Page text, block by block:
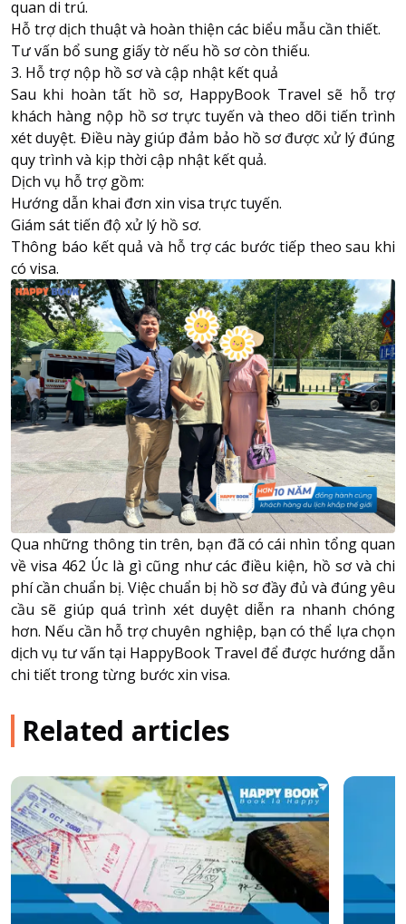
quan di trú.
Hỗ trợ dịch thuật và hoàn thiện các biểu mẫu cần thiết.
Tư vấn bổ sung giấy tờ nếu hồ sơ còn thiếu.
3. Hỗ trợ nộp hồ sơ và cập nhật kết quả
Sau khi hoàn tất hồ sơ, HappyBook Travel sẽ hỗ trợ
khách hàng nộp hồ sơ trực tuyến và theo dõi tiến trình
xét duyệt. Điều này giúp đảm bảo hồ sơ được xử lý đúng
quy trình và kịp thời cập nhật kết quả.
Dịch vụ hỗ trợ gồm:
Hướng dẫn khai đơn xin visa trực tuyến.
Giám sát tiến độ xử lý hồ sơ.
Thông báo kết quả và hỗ trợ các bước tiếp theo sau khi
có visa.
Qua những thông tin trên, bạn đã có cái nhìn tổng quan
về visa 462 Úc là gì cũng như các điều kiện, hồ sơ và chi
phí cần chuẩn bị. Việc chuẩn bị hồ sơ đầy đủ và đúng yêu
cầu sẽ giúp quá trình xét duyệt diễn ra nhanh chóng
hơn. Nếu cần hỗ trợ chuyên nghiệp, bạn có thể lựa chọn
dịch vụ tư vấn tại HappyBook Travel để được hướng dẫn
chi tiết trong từng bước xin visa.
Related articles